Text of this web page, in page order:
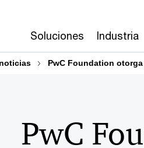
Soluciones Industria
PwC Foundation
PwC